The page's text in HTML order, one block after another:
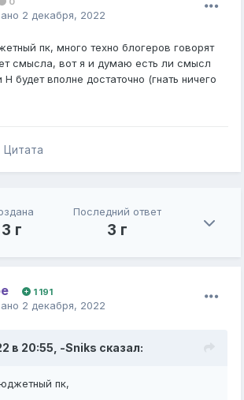
2 декабря, 2022
пк, много техно блогеров говорят
смысла, вот я и думаю есть ли смысл
будет вполне достаточно (гнать ничего
Цитата
3 г
Последний ответ
3 г
1 191
2 декабря, 2022
в 20:55, -Sniks сказал:
пк,